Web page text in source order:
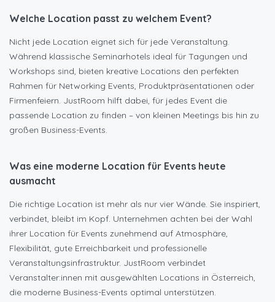
Welche Location passt zu welchem Event?
Nicht jede Location eignet sich für jede Veranstaltung.
Während klassische Seminarhotels ideal für Tagungen und
Workshops sind, bieten kreative Locations den perfekten
Rahmen für Networking Events, Produktpräsentationen oder
Firmenfeiern. JustRoom hilft dabei, für jedes Event die
passende Location zu finden – von kleinen Meetings bis hin zu
großen Business-Events.
Was eine moderne Location für Events heute
ausmacht
Die richtige Location ist mehr als nur vier Wände. Sie inspiriert,
verbindet, bleibt im Kopf. Unternehmen achten bei der Wahl
ihrer Location für Events zunehmend auf Atmosphäre,
Flexibilität, gute Erreichbarkeit und professionelle
Veranstaltungsinfrastruktur. JustRoom verbindet
Veranstalter:innen mit ausgewählten Locations in Österreich,
die moderne Business-Events optimal unterstützen.